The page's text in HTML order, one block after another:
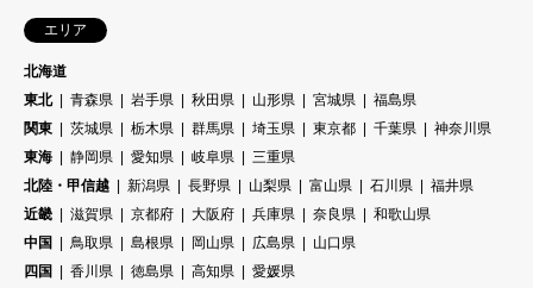
エリア
北海道
東北
青森県 岩手県 秋田県 山形県 宮城県
福島県
関東
茨城県 栃木県 群馬県 埼玉県 東京都 千葉県
神奈川県
東海
静岡県 愛知県 岐阜県
三重県
北陸・甲信越
新潟県 長野県 山梨県 富山県 石川県
福井県
近畿
滋賀県 京都府 大阪府 兵庫県 奈良県
和歌山県
中国
鳥取県 島根県 岡山県 広島県
山口県
四国
香川県 徳島県 高知県
愛媛県